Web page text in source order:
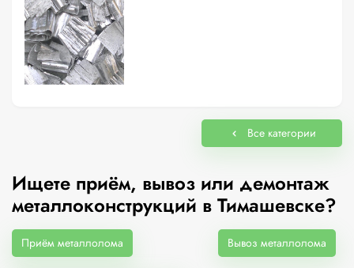
Все категории
Ищете приём, вывоз или демонтаж
металлоконструкций в Тимашевске?
Приём металлолома Вывоз металлолома